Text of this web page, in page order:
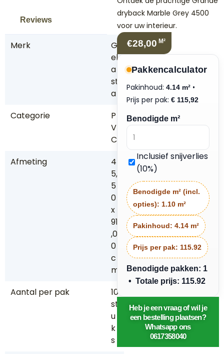
Reviews
Merk
G
el
a
st
a
Categorie
P
V
C
Afmeting
4
5,
5
0
x
91
,0
0
c
m
Aantal per pak
10
st
u
k
s
dryback Marble Grey 4500
voor uw interieur.
€28,00 M²
Pakkencalculator
Pakinhoud: 4.14 m² •
Prijs per pak: € 115,92
Benodigde m²
Inclusief snijverlies
(10%)
Benodigde m² (incl.
opties): 1.10 m²
Pakinhoud: 4.14 m²
Prijs per pak: 115.92
Benodigde pakken: 1
• Totale prijs: 115.92
Heb je een vraag of wil je
een bestelling plaatsen?
Whatsapp ons
0617358040